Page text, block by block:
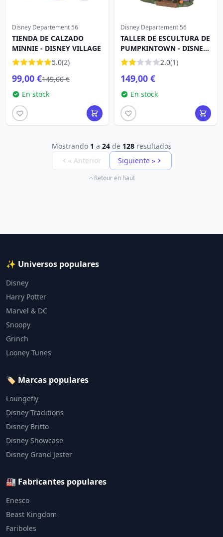
Disney Departement 56
TIENDA DE CALZADO
MINNIE - DISNEY VILLAGE
5.0(2)
99,00 €149,00 €
En stock
Disney Departement 56
TALLER DE ESCULTURA DE
PUMPKINTOWN - DISNEY
VILLAGE
2.0(1)
149,00 €
En stock
Mostrando 1 a 24de 128resultados
« Anterior
Siguiente »
Retour en haut
✨ Universos populares
Disney
Harry Potter
Marvel & DC
Snoopy
Grinch
Looney Tunes
🏷️ Marcas populares
Loungefly
Disney Traditions
Disney Britto
Disney Showcase
Disney Grand Jester
🏭 Fabricantes populares
Enesco
Beast Kingdom
Fariboles